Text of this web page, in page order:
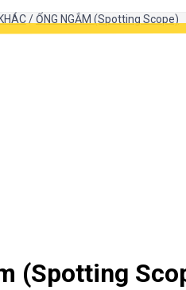
/ỐNG NGẮM (Spotting Scope)
(Spotting